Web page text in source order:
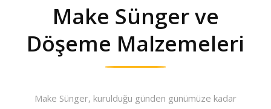
Make Sünger ve
Döşeme Malzemeleri
Make Sünger, kurulduğu günden günümüze kadar